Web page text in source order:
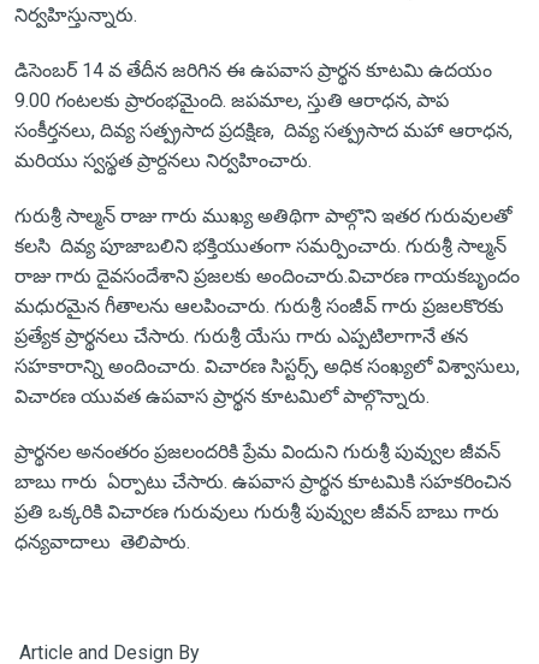
నిర్వహిస్తున్నారు.
డిసెంబర్ 14 వ తేదీన జరిగిన ఈ ఉపవాస ప్రార్థన కూటమి ఉదయం
9.00 గంటలకు ప్రారంభమైంది. జపమాల, స్తుతి ఆరాధన, పాప
సంకీర్తనలు, దివ్య సత్ప్రసాద ప్రదక్షిణ, దివ్య సత్ప్రసాద మహా ఆరాధన,
మరియు స్వస్థత ప్రార్దనలు నిర్వహించారు.
గురుశ్రీ సాల్మన్ రాజు గారు ముఖ్య అతిథిగా పాల్గొని ఇతర గురువులతో
కలసి దివ్య పూజాబలిని భక్తియుతంగా సమర్పించారు. గురుశ్రీ సాల్మన్
రాజు గారు దైవసందేశాని ప్రజలకు అందించారు.విచారణ గాయకబృందం
మధురమైన గీతాలను ఆలపించారు. గురుశ్రీ సంజీవ్ గారు ప్రజలకొరకు
ప్రత్యేక ప్రార్థనలు చేసారు. గురుశ్రీ యేసు గారు ఎప్పటిలాగానే తన
సహకారాన్ని అందించారు. విచారణ సిస్టర్స్, అధిక సంఖ్యలో విశ్వాసులు,
విచారణ యువత ఉపవాస ప్రార్థన కూటమిలో పాల్గొన్నారు.
ప్రార్థనల అనంతరం ప్రజలందరికి ప్రేమ విందుని గురుశ్రీ పువ్వుల జీవన్
బాబు గారు ఏర్పాటు చేసారు. ఉపవాస ప్రార్థన కూటమికి సహకరించిన
ప్రతి ఒక్కరికి విచారణ గురువులు గురుశ్రీ పువ్వుల జీవన్ బాబు గారు
ధన్యవాదాలు తెలిపారు.
Article and Design By